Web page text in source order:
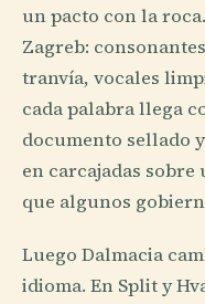
un pacto con la
Zagreb:
tranvía, vocales
cada palabra llega
documento sellado
en carcajadas
que algunos
Luego Dalmacia
idioma. En Split y